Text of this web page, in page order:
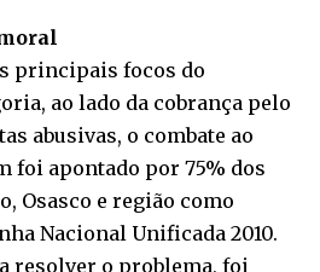
principais focos do
ao lado da cobrança pelo
abusivas, o combate ao
foi apontado por 75% dos
Osasco e região como
Nacional Unificada 2010.
resolver o problema, foi